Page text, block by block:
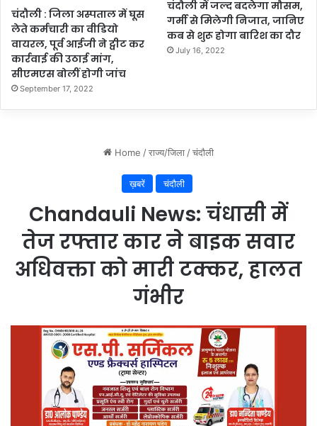
चंदौली : जिला अस्पताल में घूस
लेते कर्मचारी का वीडियो
वायरल, पूर्व आईजी ने ट्वीट कर
कार्रवाई की उठाई मांग,
सीएमएस बोलीं होगी जांच
September 17, 2022
चंदौली में जल्द बदलेगा मौसम,
गर्मी से मिलेगी निजात, जानिए
कब से शुरू होगा बारिश का दौर
July 16, 2022